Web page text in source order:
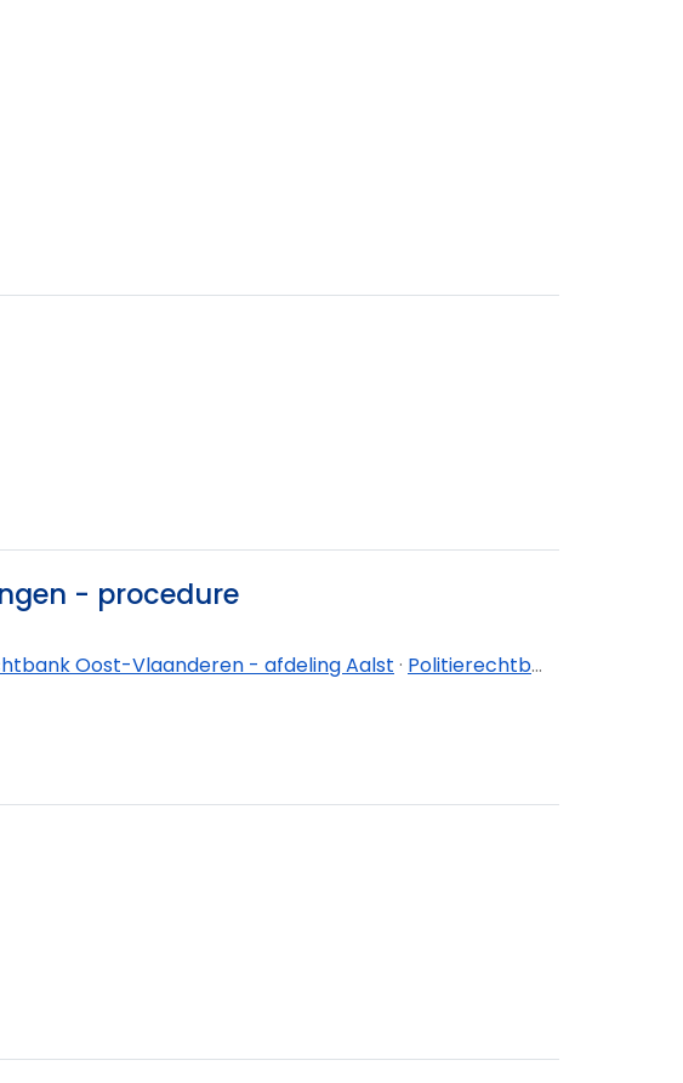
- procedure
Oost-Vlaanderen - afdeling Aalst · Politierechtbank Oost-Vlaanderen - afdeling Dendermonde